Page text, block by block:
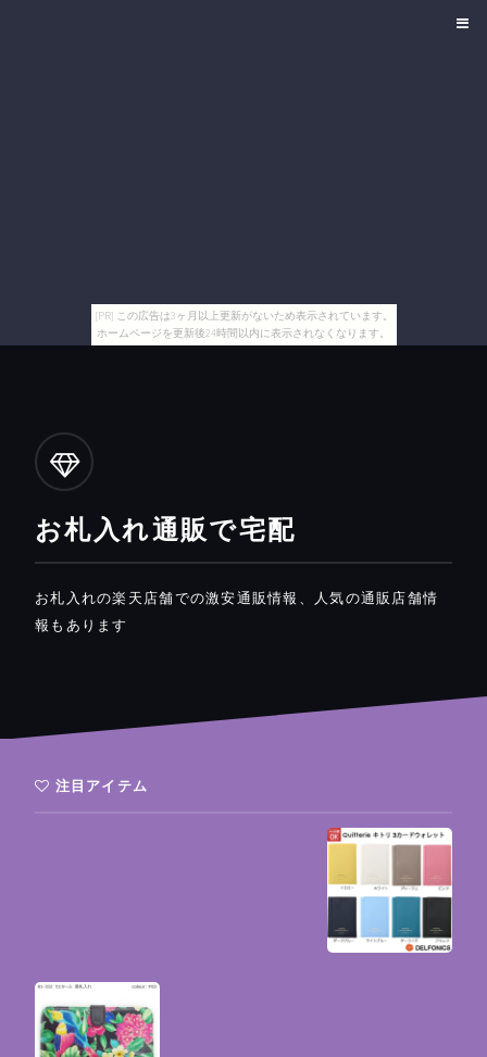
[PR] この広告は3ヶ月以上更新がないため表示されています。
ホームページを更新後24時間以内に表示されなくなります。
お札入れ通販で宅配
お札入れの楽天店舗での激安通販情報、人気の通販店舗情
報もあります
注目アイテム